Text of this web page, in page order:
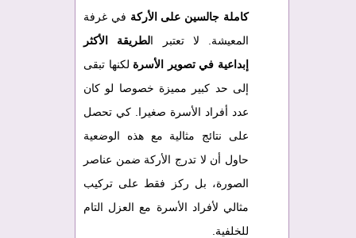
كاملة جالسين على الأركة في غرفة
المعيشة. لا تعتبر الطريقة الأكثر
إبداعية في تصوير الأسرة لكنها تبقى
إلى حد كبير مميزة خصوصا لو كان
عدد أفراد الأسرة صغيرا. كي تحصل
على نتائج مثالية مع هذه الوضعية
حاول أن لا تدرج الأركة ضمن عناصر
الصورة، بل ركز فقط على تركيب
مثالي لأفراد الأسرة مع العزل التام
للخلفية.